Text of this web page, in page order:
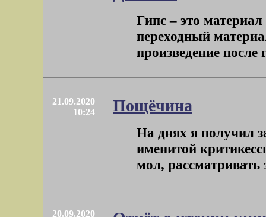
Гипс – это
переходный
произведение
21.09.2020
10:24
Пощёчина
На днях я получил
именитой
мол, рассматривать
20.09.2020